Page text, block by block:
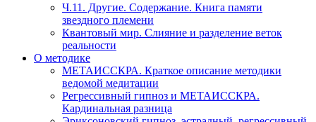
Ч.11. Другие. Содержание. Книга памяти
звездного племени
Квантовый мир. Слияние и разделение веток
реальности
О методике
МЕТАИССКРА. Краткое описание методики
ведомой медитации
Регрессивный гипноз и МЕТАИССКРА.
Кардинальная разница